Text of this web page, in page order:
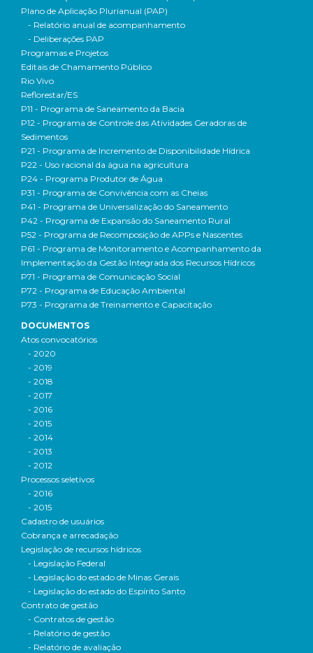
Plano de Aplicação Plurianual (PAP)
- Relatório anual de acompanhamento
- Deliberações PAP
Programas e Projetos
Editais de Chamamento Público
Rio Vivo
Reflorestar/ES
P11 - Programa de Saneamento da Bacia
P12 - Programa de Controle das Atividades Geradoras de
Sedimentos
P21 - Programa de Incremento de Disponibilidade Hídrica
P22 - Uso racional da água na agricultura
P24 - Programa Produtor de Água
P31 - Programa de Convivência com as Cheias
P41 - Programa de Universalização do Saneamento
P42 - Programa de Expansão do Saneamento Rural
P52 - Programa de Recomposição de APPs e Nascentes
P61 - Programa de Monitoramento e Acompanhamento da
Implementação da Gestão Integrada dos Recursos Hídricos
P71 - Programa de Comunicação Social
P72 - Programa de Educação Ambiental
P73 - Programa de Treinamento e Capacitação
DOCUMENTOS
Atos convocatórios
- 2020
- 2019
- 2018
- 2017
- 2016
- 2015
- 2014
- 2013
- 2012
Processos seletivos
- 2016
- 2015
Cadastro de usuários
Cobrança e arrecadação
Legislação de recursos hídricos
- Legislação Federal
- Legislação do estado de Minas Gerais
- Legislação do estado do Espírito Santo
Contrato de gestão
- Contratos de gestão
- Relatório de gestão
- Relatório de avaliação